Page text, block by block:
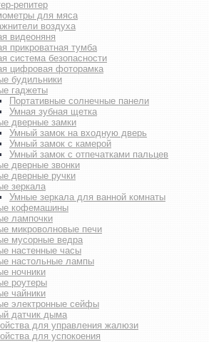
репитер
для мяса
воздуха
видеоняня
прикроватная тумба
система безопасности
цифровая фоторамка
будильники
гаджеты
Портативные солнечные панели
Умная зубная щетка
дверные замки
Умный замок на входную дверь
Умный замок с камерой
Умный замок с отпечатками пальцев
дверные звонки
дверные ручки
зеркала
Умные зеркала для ванной комнаты
кофемашины
лампочки
микроволновые печи
мусорные ведра
настенные часы
настольные лампы
ночники
роутеры
чайники
электронные сейфы
датчик дыма
для управления жалюзи
для успокоения